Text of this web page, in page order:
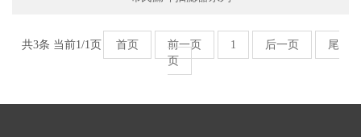
共3条 当前1/1页 首页 前一页 1 后一页
尾
页